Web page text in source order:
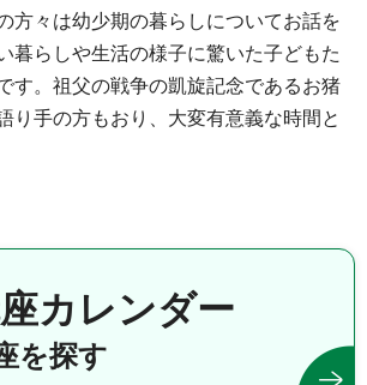
方々は幼少期の暮らしについてお話を
暮らしや生活の様子に驚いた子どもた
す。祖父の戦争の凱旋記念であるお猪
り手の方もおり、大変有意義な時間と
カレンダー
を探す